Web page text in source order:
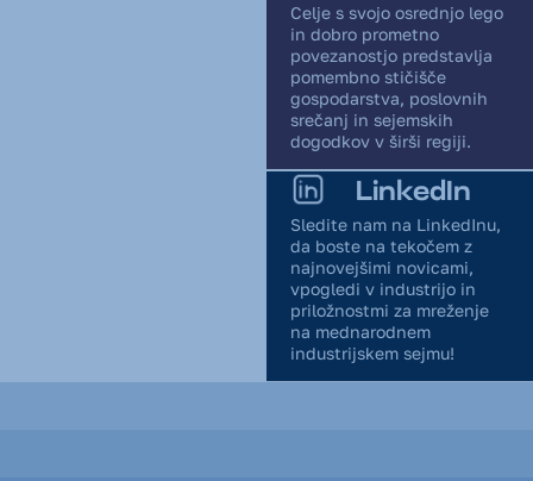
Celje s svojo osrednjo lego
in dobro prometno
povezanostjo predstavlja
pomembno stičišče
gospodarstva, poslovnih
srečanj in sejemskih
dogodkov v širši regiji.
LinkedIn
Sledite nam na LinkedInu,
da boste na tekočem z
najnovejšimi novicami,
vpogledi v industrijo in
priložnostmi za mreženje
na mednarodnem
industrijskem sejmu!